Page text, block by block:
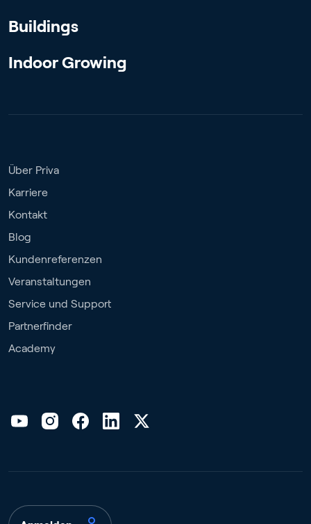
Buildings
Indoor Growing
Über Priva
Karriere
Kontakt
Blog
Kundenreferenzen
Veranstaltungen
Service und Support
Partnerfinder
Academy